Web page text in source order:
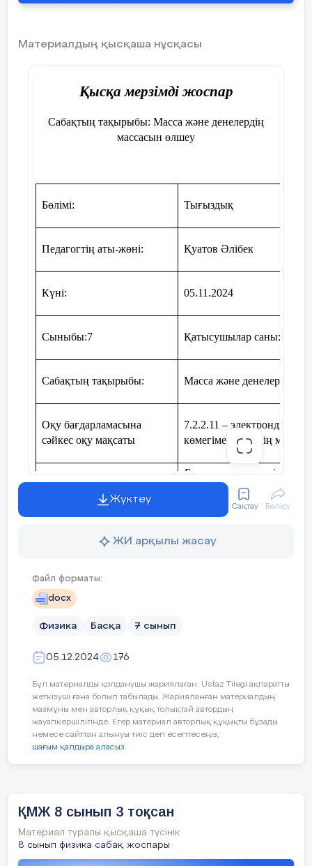
5 мин.
«Жариялау»
әдісі
«Біртұтас тәрбие
Топқа бөлу : «Қол күрес» топқа
1-топ:
«Практиктер тобы»
Берілген мәтіндерді балалар оқып
І топтың тапсырмасы:
Күш дегеніміз не?
Күш бірлігі кімнің құрметіне
Материалдың қысқаша нұсқасы
Қысқа мерзімді жоспар
Сабақтың тақырыбы: Масса және денелердің
массасын өлшеу
Бөлімі: Тығыздық
Педагогтің аты-жөні: Қуатов Әлібек
Күні: 05.11.2024
Сыныбы:7 Қатысушылар саны:
Сабақтың тақырыбы: Масса және денелердің
Оқу бағдарламасына
сәйкес оқу мақсаты
7.2.2.11 – электронды,
көмегімен дененің
Сабақтың мақсаты:
Барлық оқушылар істей
мағынасын
өлшеу тәсілдерін айта
Бағалау критерийлері
Тұрмыстық
бірліктерге келтіре
электронды,
ұсынады
Құндылықтарға баулу
Жүктеу
Сақтау Бөлісу
ЖИ арқылы жасау
Файл форматы:
docx
Физика Басқа 7 сынып
05.12.2024 176
Бұл материалды қолданушы жариялаған. Ustaz Tilegi ақпаратты
жеткізуші ғана болып табылады. Жарияланған материалдың
мазмұны мен авторлық құқық толықтай автордың
жауапкершілігінде. Егер материал авторлық құқықты бұзады
немесе сайттан алынуы тиіс деп есептесеңіз,
шағым қалдыра аласыз
ҚМЖ 8 сынып 3 тоқсан
Материал туралы қысқаша түсінік
8 сынып физика сабақ жоспары